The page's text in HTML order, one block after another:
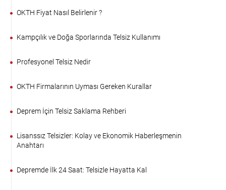
OKTH Fiyat Nasıl Belirlenir ?
Kampçılık ve Doğa Sporlarında Telsiz Kullanımı
Profesyonel Telsiz Nedir
OKTH Firmalarının Uyması Gereken Kurallar
Deprem İçin Telsiz Saklama Rehberi
Lisanssız Telsizler: Kolay ve Ekonomik Haberleşmenin
Anahtarı
Depremde İlk 24 Saat: Telsizle Hayatta Kal